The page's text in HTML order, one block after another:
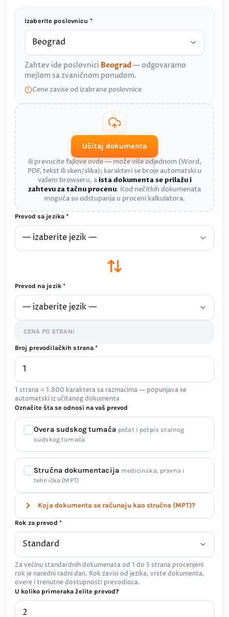
Izaberite poslovnicu *
Zahtev ide poslovnici Beograd— odgovaramo
mejlom sa zvaničnom ponudom.
Cene zavise od izabrane poslovnice
Učitaj dokumenta
ili prevucite fajlove ovde — može više odjednom (Word,
PDF, tekst ili sken/slika); karakteri se broje automatski u
vašem browseru, aista dokumenta se prilažu i
zahtevu za tačnu procenu. Kod nečitkih dokumenata
moguća su odstupanja u proceni kalkulatora.
Prevod sa jezika *
Prevod na jezik *
CENA PO STRANI
Broj prevodilačkih strana *
1 strana = 1.800 karaktera sa razmacima — popunjava se
automatski iz učitanog dokumenta
Označite šta se odnosi na vaš prevod
Overa sudskog tumača pečat i potpis stalnog
sudskog tumača
Stručna dokumentacija medicinska, pravna i
tehnička (MPT)
Koja dokumenta se računaju kao stručna (MPT)?
Rok za prevod *
Za većinu standardnih dokumenata od 1 do 5 strana procenjeni
rok je naredni radni dan. Rok zavisi od jezika, vrste dokumenta,
overe i trenutne dostupnosti prevodioca.
U koliko primeraka želite prevod?